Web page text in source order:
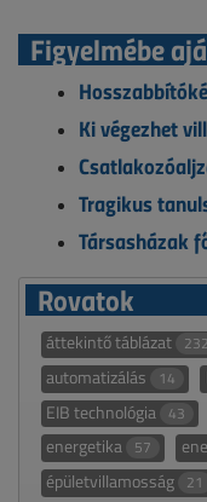
Figyelmébe
Ki végezhet
Tragikus
Társasházak
Rovatok
áttekintő táblázat 232
automatizálás 14
EIB technológia 43
energetika 57
épületvillamosság 21